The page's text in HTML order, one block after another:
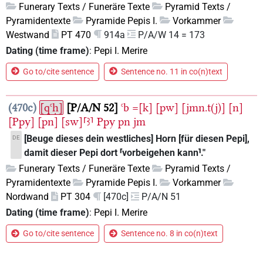
Funerary Texts / Funeräre Texte
Pyramid Texts /
Pyramidentexte
Pyramide Pepis I.
Vorkammer
Westwand
PT 470 914a
P/A/W 14 = 173
Dating (time frame): Pepi I. Merire
Go to/cite sentence Sentence no. 11 in co(n)text
470c [qꜥḥ] P/A/N 52 ꜥb =[k] [pw] [jmn.t(j)] [n]
[Ppy] [pn] [sw]⸢ꜣ⸣ Ppy pn jm
DE
[Beuge dieses dein westliches] Horn [für diesen Pepi],
damit dieser Pepi dort ⸢vorbeigehen kann⸣."
Funerary Texts / Funeräre Texte
Pyramid Texts /
Pyramidentexte
Pyramide Pepis I.
Vorkammer
Nordwand
PT 304 [470c]
P/A/N 51
Dating (time frame): Pepi I. Merire
Go to/cite sentence Sentence no. 8 in co(n)text